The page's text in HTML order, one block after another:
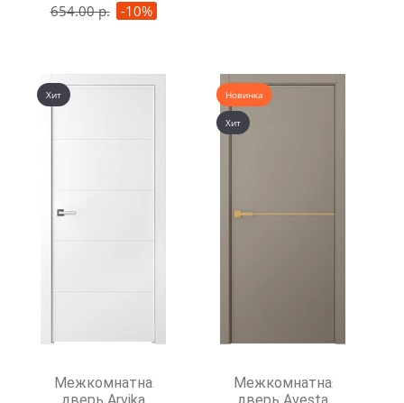
654.00 р.
-10%
Хит
Межкомнатная
Новинка
Хит
Межкомнатная